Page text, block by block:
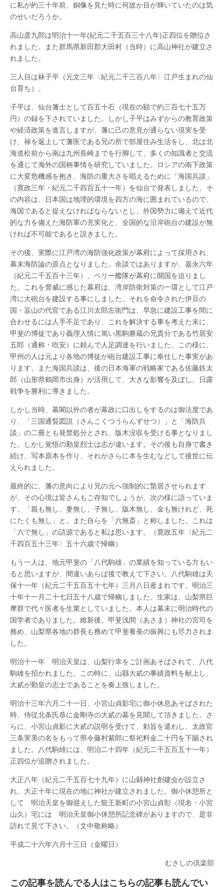
に私が約三十年前、銅像を見た時に何故か目が輝いていたのは気
のせいだろうか。
高山彦九郎は明治十一年(紀元二千五百三十八年)正四位を贈位さ
れました。また群馬県新田郡大田村（当時）に高山神社が建立さ
れました。
三人目は林子平（元文三年〈紀元二千三百八年〉江戸生まれの仙
台育ち）。
子平は、仙台藩士として百五十石（現在の額で約三百七十五万
円）の録を下されていました。しかし子平はみずからの教育政策
や経済政策を進言しますが、藩に己の意見が通らない現実を受
け、禄を返上して藩医である兄の所で部屋住み生活をし、北は北
海道松前から南は九州長崎までを行脚して、多くの知識者と交流
を通じて海外の国柄事情を研究していました。ロシアの南下政策
に大変危機感を抱き、海防の重大さを唱えるために「海国兵談」
（寛政三年・紀元二千四百五十一年）を仙台で発表しました。そ
の内容は、日本国は地理的環境を四方の海に囲まれているので、
海国であると捉えなければならないとし、外国勢力に備えて近代
的な力を備えた海防軍の充実化と、全国的な沿岸砲台の建設が無
ければ不可能であると説きました。
その後、実際に江戸湾の海防強化政策が幕府によって採用され、
幕末海防論の原点となりました。余談ではありますが、嘉永六年
（紀元二千五百十三年）、ペリー艦隊が幕府に開国を迫りまし
た。これを脅威に感じた幕府は、湾岸防衛対策の一環として江戸
湾に大砲台を建設する事にしました。それを命令された伊豆の
国・韮山の代官である江川太郎左衛門は、早急に建設工事を間に
合わせるには人手不足であり、これを解決する事を考えた末に、
甲斐の博徒であり義理人情に篤い黒駒勝蔵の兄貴分である竹居安
五郎（通称・吃安）に頼んで人足調達を行いました。この様に、
甲州の人は元より各地の博徒が砲台建設工事に奉仕した事実があ
ります。また海国兵談は、後の日本海軍の戦略家である佐藤鉄太
郎（山形県鶴岡市出身）が活用して、大きな影響を及ぼし、日露
戦争を勝利に導きました。
しかし当時、幕閣以外の者が幕政に口出しをするのは御法度であ
り、「三国通覧図説（さんこくつうらんずせつ）」と「海防兵
談」の二冊とも発禁処分とされ、版木没収を受ける事となりまし
た。しかし覚悟の勤皇烈士は志が違います。その後も自身で書き
続け、写本原本を作り、それがさらに本を生むなどして後世に伝
えられました。
最終的に、藩の意向により兄の元へ強制的に蟄居させられます
が、その心境は皆さんもご存知でしょうが、次の様に語っていま
す。「親も無し、妻無し、子無し、版木無し、金も無けれど、死
にたくも無し」と。また自らを「六無斎」と称しました。これは
「六で無し」の語源であると私は思います。（寛政五年〈紀元二
千四百五十三年〉五十六歳で帰幽）
もう一人は、地元甲斐の「八代駒雄」の業績を知っている方もい
ると思いますが、間違いあらば後で教えて下さい。八代駒雄は天
保十一年（紀元二千五百五十七年）三月八日産まれです。明治三
十年十一月二十七日五十八歳で帰幽しました。生家は、山梨県巨
摩群で代々医者を生業としていました。本人は幕末に明治時代の
国学者でありました。維新後、甲斐浅間（あさま）神社の宮司を
務め、山梨県各地の群長も務めて甲斐養蚕の振興にも尽力されま
した。
明治十一年 明治天皇は、山梨行幸をご計画あそばされて、八代
駒雄を招かれました。この時に、山縣大貳の事績資料を献上し、
大貳が勤皇の志士であることを奏上致しました。
明治十三年六月二十一日、小宮山貞影宅に御小休息あそばされた
時、侍従北条氏恭に金剛寺の大貳の墓を見聞して頂きました。さ
らに、小宮山貞影に大貳の説明を受けて、勅旨を遣わし、太政官
三条実美の名をもって県令藤村紫郎に祭祀料金二十円を下賜され
ました。八代駒雄には、明治二十四年（紀元二千五百五十一年）
正四位が追贈されました。
大正八年（紀元二千五百七十九年）に山縣神社創建会が設立さ
れ、大正十年に現在の地に神社が建立されました。御小休憩所と
して 明治天皇を御迎えした龍王新町の小宮山貞彰（現名・小宮
山久）宅には 明治天皇御小休憩所記念碑がありますので、是非
訪れて見て下さい。（文中敬称略）
平成二十六年六月十三日（金曜日）
むさしの倶楽部
この記事を読んでる人はこちらの記事も読んでい